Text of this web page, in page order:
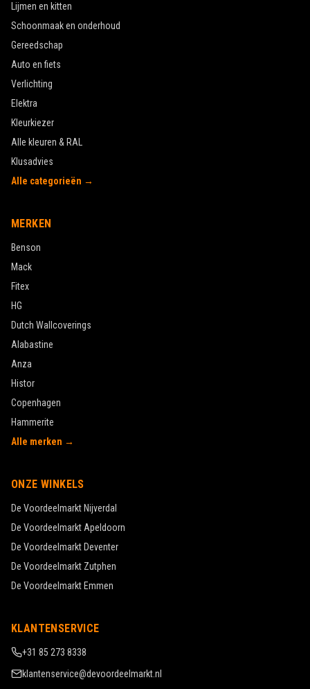
Lijmen en kitten
Schoonmaak en onderhoud
Gereedschap
Auto en fiets
Verlichting
Elektra
Kleurkiezer
Alle kleuren & RAL
Klusadvies
Alle categorieën →
MERKEN
Benson
Mack
Fitex
HG
Dutch Wallcoverings
Alabastine
Anza
Histor
Copenhagen
Hammerite
Alle merken →
ONZE WINKELS
De Voordeelmarkt Nijverdal
De Voordeelmarkt Apeldoorn
De Voordeelmarkt Deventer
De Voordeelmarkt Zutphen
De Voordeelmarkt Emmen
KLANTENSERVICE
+31 85 273 8338
klantenservice@devoordeelmarkt.nl